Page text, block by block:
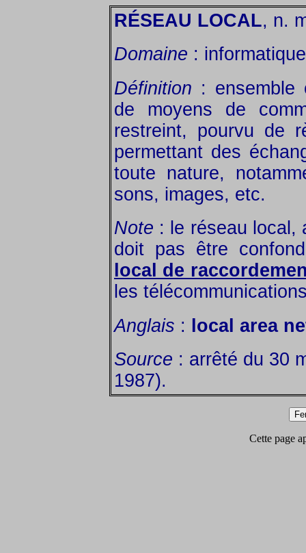
RÉSEAU LOCAL, n.
Domaine :
Définition : ensemble
de moyens de
restreint, pourvu de
permettant des
toute nature,
sons, images, etc.
Note : le réseau local,
doit pas être
local de
les
Anglais :
local area
Source : arrêté du 30
1987).
Cette page